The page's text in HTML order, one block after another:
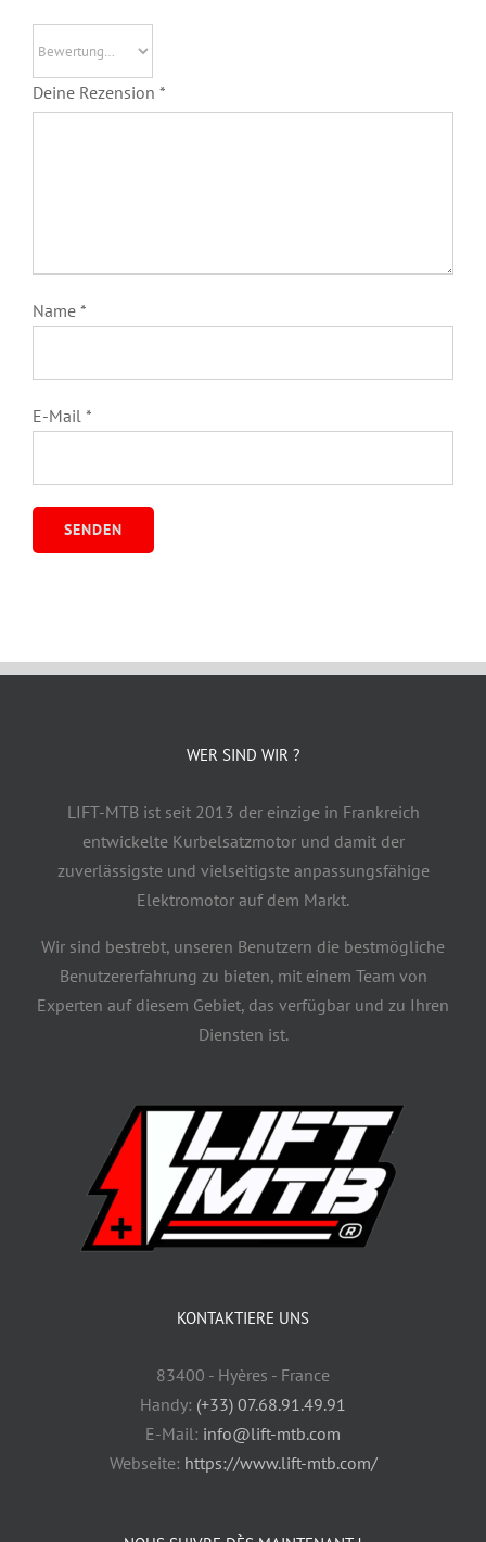
Deine Rezension *
Name *
E-Mail *
WER SIND WIR ?
LIFT-MTB ist seit 2013 der einzige in Frankreich
entwickelte Kurbelsatzmotor und damit der
zuverlässigste und vielseitigste anpassungsfähige
Elektromotor auf dem Markt.
Wir sind bestrebt, unseren Benutzern die bestmögliche
Benutzererfahrung zu bieten, mit einem Team von
Experten auf diesem Gebiet, das verfügbar und zu Ihren
Diensten ist.
KONTAKTIERE UNS
83400 - Hyères - France
Handy: (+33) 07.68.91.49.91
E-Mail: info@lift-mtb.com
Webseite: https://www.lift-mtb.com/